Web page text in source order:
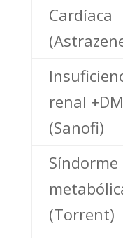
Cardíaca
renal
(Sanofi)
Síndorme
(Torrent)